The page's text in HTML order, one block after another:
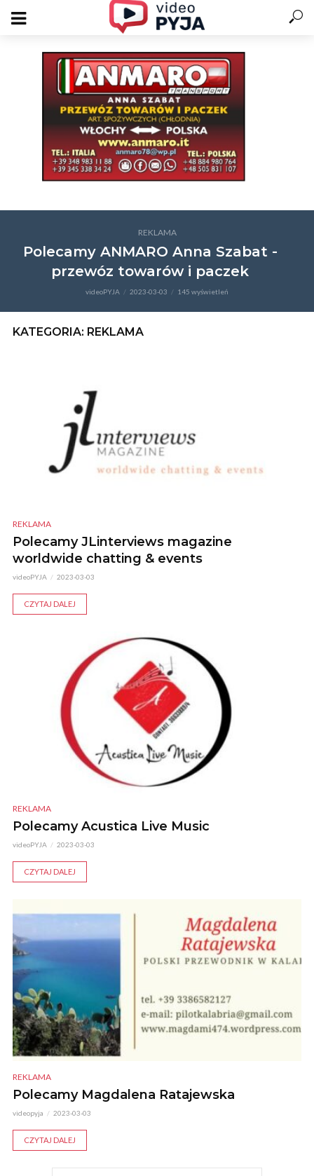
REKLAMA
Polecamy ANMARO Anna Szabat -
przewóz towarów i paczek
videoPYJA 2023-03-03 145 wyświetleń
KATEGORIA: REKLAMA
REKLAMA
Polecamy JLinterviews magazine
worldwide chatting & events
videoPYJA 2023-03-03
CZYTAJ DALEJ
REKLAMA
Polecamy Acustica Live Music
videoPYJA 2023-03-03
CZYTAJ DALEJ
REKLAMA
Polecamy Magdalena Ratajewska
videopyja 2023-03-03
CZYTAJ DALEJ